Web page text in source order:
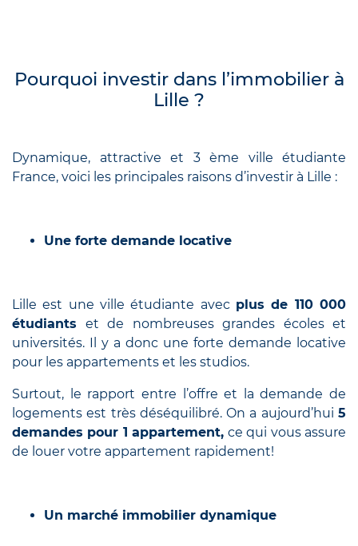
Pourquoi investir dans l’immobilier à
Lille ?
Dynamique, attractive et 3 ème ville étudiante
France, voici les principales raisons d’investir à Lille :
Une forte demande locative
Lille est une ville étudiante avec plus de 110 000
étudiants et de nombreuses grandes écoles et
universités. Il y a donc une forte demande locative
pour les appartements et les studios.
Surtout, le rapport entre l’offre et la demande de
logements est très déséquilibré. On a aujourd’hui 5
demandes pour 1 appartement, ce qui vous assure
de louer votre appartement rapidement!
Un marché immobilier dynamique